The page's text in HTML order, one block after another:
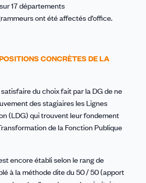
17 départements
ont été affectés d’office.
CONCRÈTES DE LA
du choix fait par la DG de ne
des stagiaires les Lignes
(LDG) qui trouvent leur fondement
de la Fonction Publique
encore établi selon le rang de
à la méthode dite du 50 / 50 (apport